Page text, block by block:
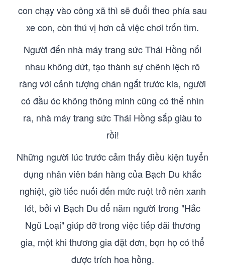
con chạy vào công xã thì sẽ đuổi theo phía sau
xe con, còn thú vị hơn cả việc chơi trốn tìm.
Người đến nhà máy trang sức Thái Hồng nối
nhau không dứt, tạo thành sự chênh lệch rõ
ràng với cảnh tượng chán ngắt trước kia, người
có đầu óc không thông minh cũng có thể nhìn
ra, nhà máy trang sức Thái Hồng sắp giàu to
rồi!
Những người lúc trước cảm thấy điều kiện tuyển
dụng nhân viên bán hàng của Bạch Du khắc
nghiệt, giờ tiếc nuối đến mức ruột trở nên xanh
lét, bởi vì Bạch Du để năm người trong "Hắc
Ngũ Loại" giúp đỡ trong việc tiếp đãi thương
gia, một khi thương gia đặt đơn, bọn họ có thể
được trích hoa hồng.